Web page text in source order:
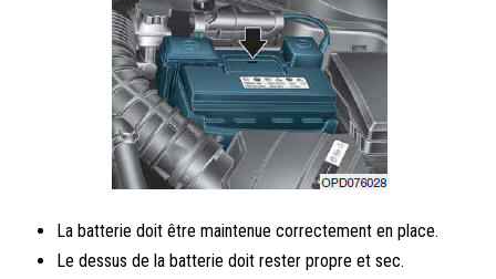
La batterie doit être maintenue correctement en place.
Le dessus de la batterie doit rester propre et sec.